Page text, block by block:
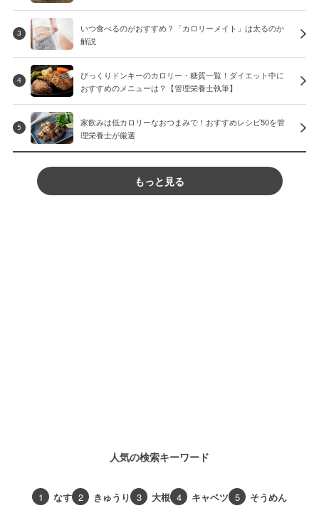
3
いつ食べるのがおすすめ？「カロリーメイト」は太るのか
解説
4
びっくりドンキーのカロリー・糖質一覧！ダイエット中に
おすすめのメニューは？【管理栄養士執筆】
5
家飲みは低カロリーなおつまみで！おすすめレシピ50を管
理栄養士が厳選
もっと見る
人気の検索キーワード
1 なす 2 きゅうり 3 大根 4 キャベツ 5 そうめん